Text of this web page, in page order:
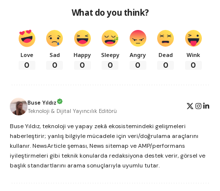
What do you think?
Love
0
Sad
0
Happy
0
Sleepy
0
Angry
0
Dead
0
Wink
0
Buse Yıldız
Teknoloji & Dijital Yayıncılık Editörü
Buse Yıldız, teknoloji ve yapay zekâ ekosistemindeki gelişmeleri
haberleştirir; yanlış bilgiyle mücadele için veri/doğrulama araçlarını
kullanır. NewsArticle şeması, News sitemap ve AMP/performans
iyileştirmeleri gibi teknik konularda redaksiyona destek verir, görsel ve
başlık standartlarını arama sonuçlarıyla uyumlu tutar.